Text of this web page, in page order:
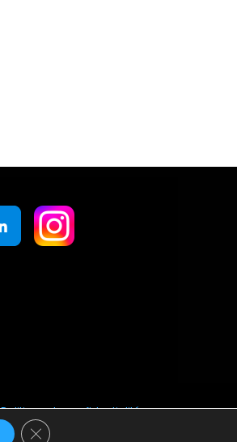
Fermer la bannière des cookies
Politique de confidentialité